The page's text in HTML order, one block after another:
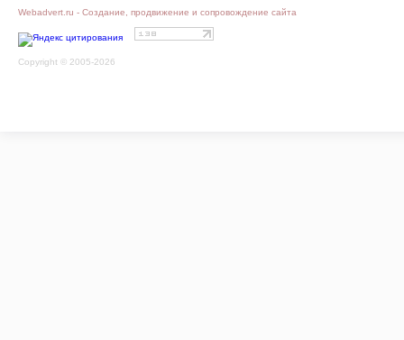
Webadvert.ru - Создание, продвижение и сопровождение сайта
Copyright © 2005-2026